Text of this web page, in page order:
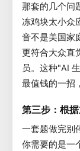
那套的几个问
冻鸡块太小众
音不是美国家
更符合大众直
员。这种"AI
最值钱的一招
第三步：根
一套题做完别
你需要的是一